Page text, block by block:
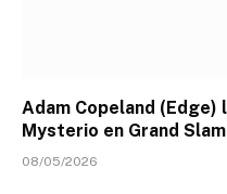
Adam Copeland (Edge)
Mysterio en Grand
08/05/2026